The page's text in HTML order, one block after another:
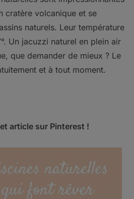
cratère volcanique et se
naturels. Leur température
Un jacuzzi naturel en plein air
que demander de mieux ? Le
et à tout moment.
article sur Pinterest !